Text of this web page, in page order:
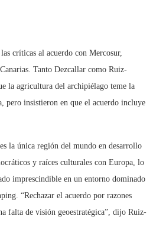
críticas al acuerdo con Mercosur,
Tanto Dezcallar como Ruiz-
la agricultura del archipiélago teme la
pero insistieron en que el acuerdo incluye
la única región del mundo en desarrollo
y raíces culturales con Europa, lo
imprescindible en un entorno dominado
“Rechazar el acuerdo por razones
falta de visión geoestratégica”, dijo Ruiz-